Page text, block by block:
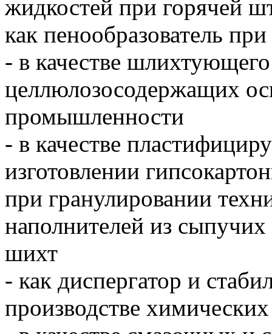
жидкостей при горячей
как пенообразователь
- в качестве шлихтующего
целлюлозосодержащих
промышленности
- в качестве
изготовлении
при гранулировании
наполнителей из
шихт
- как диспергатор и
производстве